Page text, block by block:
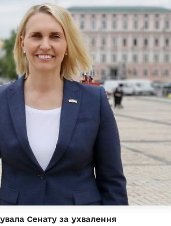
Сенату за ухвалення